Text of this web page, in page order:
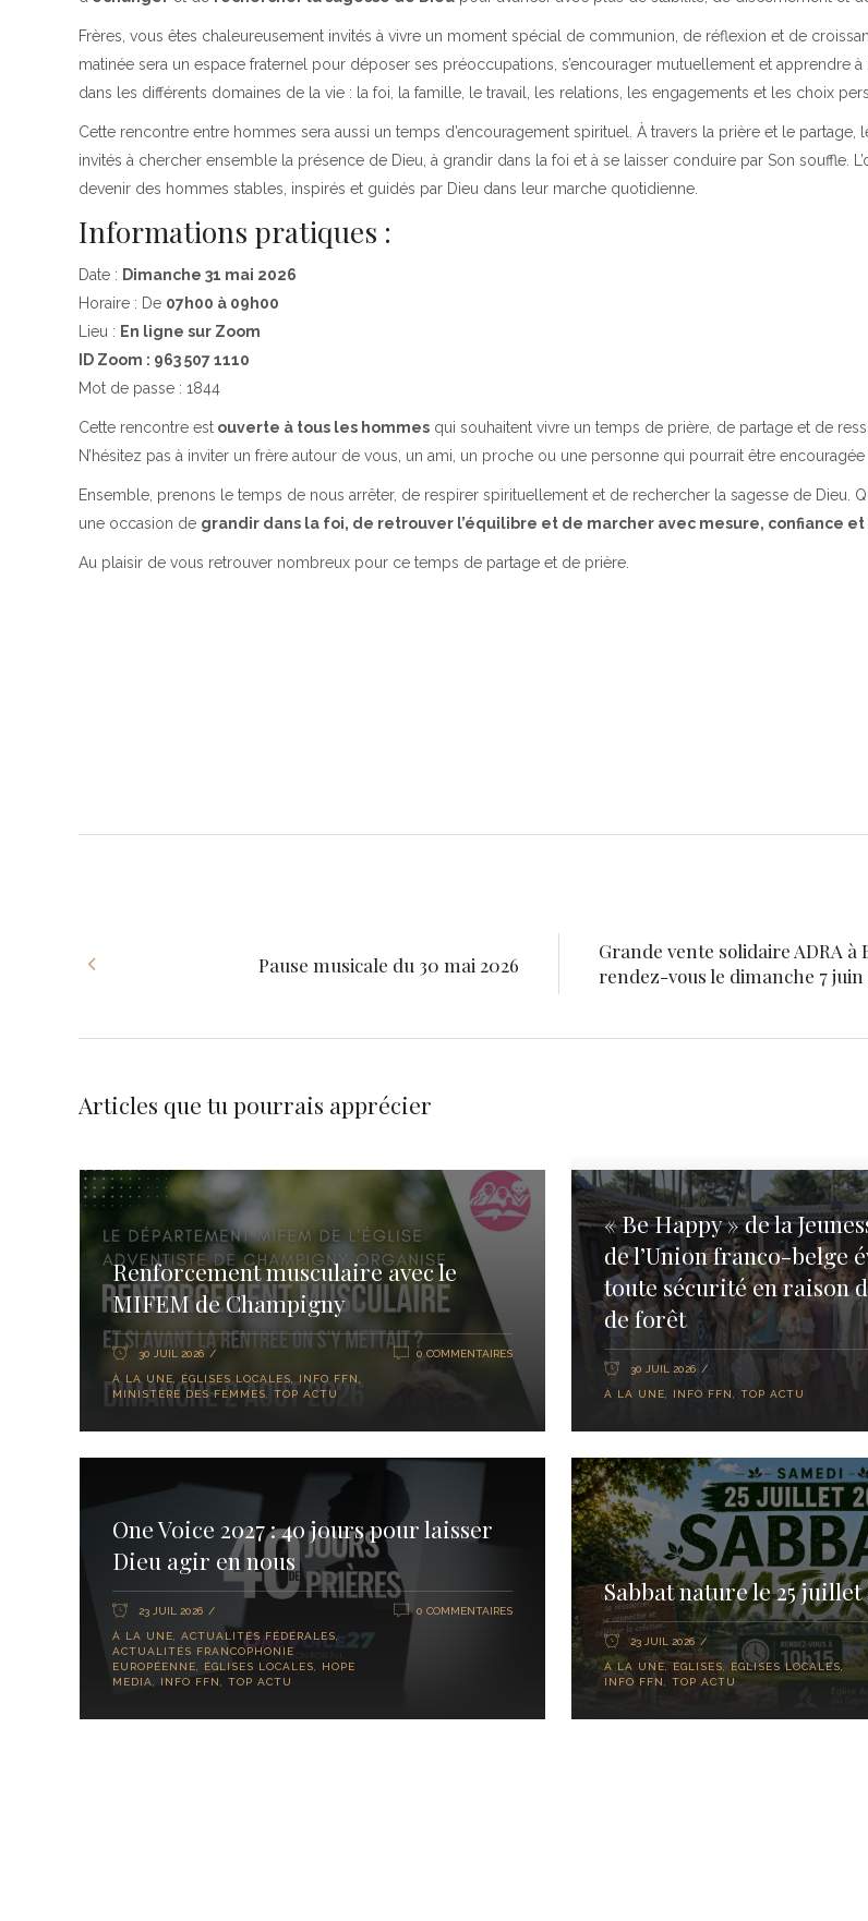
Frères, vous êtes chaleureusement invités à vivre un moment spécial de communion, de réflexion et de
matinée sera un espace fraternel pour déposer ses préoccupations, s’encourager mutuellement et apprendre
dans les différents domaines de la vie : la foi, la famille, le travail, les relations, les engagements et les choix
Cette rencontre entre hommes sera aussi un temps d’encouragement spirituel. À travers la prière et le partage,
invités à chercher ensemble la présence de Dieu, à grandir dans la foi et à se laisser conduire par Son souffle.
devenir des hommes stables, inspirés et guidés par Dieu dans leur marche quotidienne.
Informations pratiques :
Date : Dimanche 31 mai 2026
Horaire : De 07h00 à 09h00
Lieu : En ligne sur Zoom
ID Zoom : 963 507 1110
Mot de passe : 1844
Cette rencontre est ouverte à tous les hommes qui souhaitent vivre un temps de prière, de partage et de
N’hésitez pas à inviter un frère autour de vous, un ami, un proche ou une personne qui pourrait être
Ensemble, prenons le temps de nous arrêter, de respirer spirituellement et de rechercher la sagesse de Dieu.
une occasion de grandir dans la foi, de retrouver l’équilibre et de marcher avec mesure, confiance
Au plaisir de vous retrouver nombreux pour ce temps de partage et de prière.
Pause musicale du 30 mai 2026
Grande vente solidaire ADRA à
rendez-vous le dimanche 7 juin
Articles que tu pourrais apprécier
Renforcement musculaire avec le
MIFEM de Champigny
30 JUIL 2026
À LA UNE ÉGLISES LOCALES INFO FFN
MINISTÈRE DES FEMMES
TOP ACTU
0 COMMENTAIRES
« Be Happy » de la
de l’Union franco-belge
toute sécurité en raison
de forêt
30 JUIL 2026
À LA UNE INFO FFN TOP ACTU
One Voice 2027 : 40 jours pour laisser
Dieu agir en nous
23 JUIL 2026
À LA UNE, ACTUALITÉS FÉDÉRALES,
ACTUALITÉS FRANCOPHONIE
EUROPÉENNE, ÉGLISES LOCALES,
HOPE
MEDIA, INFO FFN , TOP ACTU
0 COMMENTAIRES
Sabbat nature le 25 juillet
23 JUIL 2026
À LA UNE,ÉGLISES, ÉGLISES LOCALES,
INFO FFN , TOP ACTU